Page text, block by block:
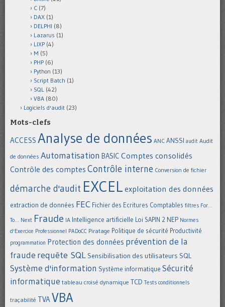
C (7)
DAX (1)
DELPHI (8)
Lazarus (1)
LIXP (4)
M (5)
PHP (6)
Python (13)
Script Batch (1)
SQL (42)
VBA (80)
Logiciels d'audit (23)
Mots-clefs
ACCESS Analyse de données ANC ANSSI audit Audit
de données Automatisation BASIC Comptes consolidés
Contrôle des comptes Contrôle interne Conversion de fichier
démarche d'audit EXCEL exploitation des données
extraction de données FEC Fichier des Ecritures Comptables filtres For...
To... Next Fraude IA Intelligence artificielle Loi SAPIN 2 NEP Normes
d'Exercice Professionnel PADoCC Piratage Politique de sécurité Productivité
programmation Protection des données prévention de la
fraude requête SQL Sensibilisation des utilisateurs SQL
Système d'information Système informatique Sécurité
informatique tableau croisé dynamique TCD Tests conditionnels
traçabilité TVAVBA